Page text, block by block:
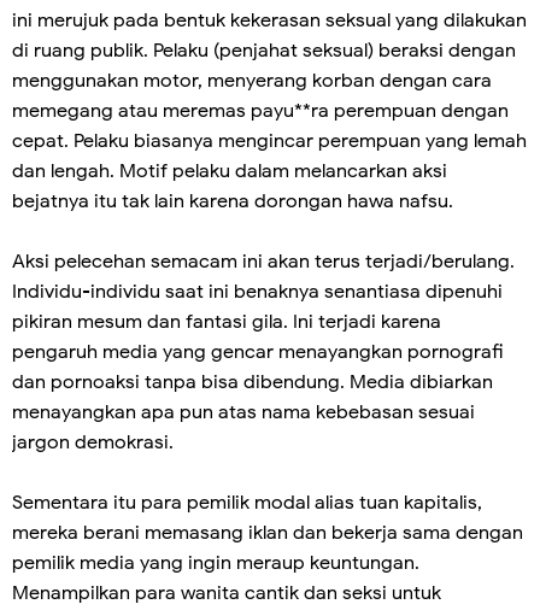
ini merujuk pada bentuk kekerasan seksual yang dilakukan
di ruang publik. Pelaku (penjahat seksual) beraksi dengan
menggunakan motor, menyerang korban dengan cara
memegang atau meremas payu**ra perempuan dengan
cepat. Pelaku biasanya mengincar perempuan yang lemah
dan lengah. Motif pelaku dalam melancarkan aksi
bejatnya itu tak lain karena dorongan hawa nafsu.
Aksi pelecehan semacam ini akan terus terjadi/berulang.
Individu-individu saat ini benaknya senantiasa dipenuhi
pikiran mesum dan fantasi gila. Ini terjadi karena
pengaruh media yang gencar menayangkan pornografi
dan pornoaksi tanpa bisa dibendung. Media dibiarkan
menayangkan apa pun atas nama kebebasan sesuai
jargon demokrasi.
Sementara itu para pemilik modal alias tuan kapitalis,
mereka berani memasang iklan dan bekerja sama dengan
pemilik media yang ingin meraup keuntungan.
Menampilkan para wanita cantik dan seksi untuk